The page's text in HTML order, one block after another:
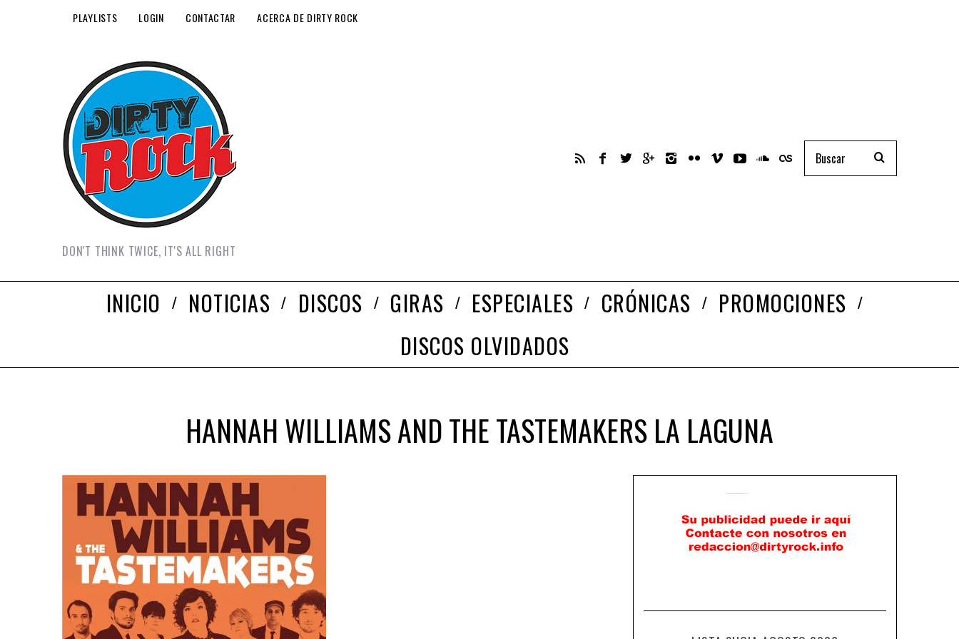
PLAYLISTS LOGIN CONTACTAR ACERCA DE DIRTY ROCK
DON'T THINK TWICE, IT'S ALL RIGHT
INICIO NOTICIAS DISCOS GIRAS ESPECIALES CRÓNICAS
PROMOCIONES
DISCOS OLVIDADOS
HANNAH WILLIAMS AND THE TASTEMAKERS LA LAGUNA